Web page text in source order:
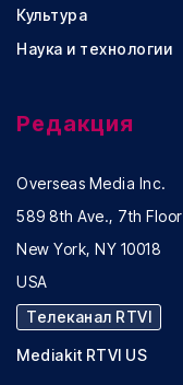
Культура
Наука и технологии
Редакция
Overseas Media Inc.
589 8th Ave., 7th Floor
New York, NY 10018
USA
Телеканал RTVI
Mediakit RTVI US